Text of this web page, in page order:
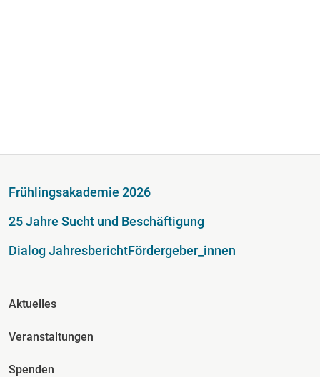
Fußzeile
Frühlingsakademie 2026
25 Jahre Sucht und Beschäftigung
Dialog JahresberichtFördergeber_innen
Fusszeile Spalte 2
Aktuelles
Veranstaltungen
Spenden